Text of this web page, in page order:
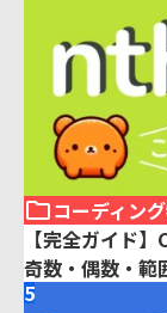
コーディン
【完全ガイド
奇数・偶数・範
5